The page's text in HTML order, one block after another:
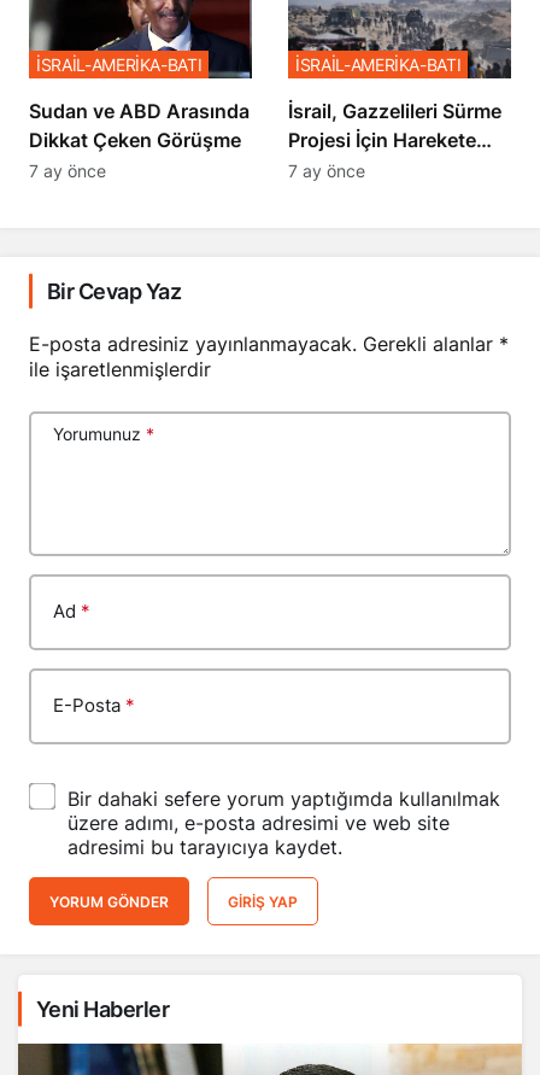
Sudan ve ABD Arasında
Dikkat Çeken Görüşme
İSRAİL-AMERİKA-BATI
7 ay önce
İsrail, Gazzelileri Sürme
Projesi İçin Harekete
Geçti
İSRAİL-AMERİKA-BATI
7 ay önce
Bir Cevap Yaz
E-posta adresiniz yayınlanmayacak. Gerekli alanlar *
ile işaretlenmişlerdir
Yorumunuz *
Ad *
E-Posta *
Bir dahaki sefere yorum yaptığımda kullanılmak
üzere adımı, e-posta adresimi ve web site
adresimi bu tarayıcıya kaydet.
YORUM GÖNDER GIRIŞ YAP
Yeni Haberler